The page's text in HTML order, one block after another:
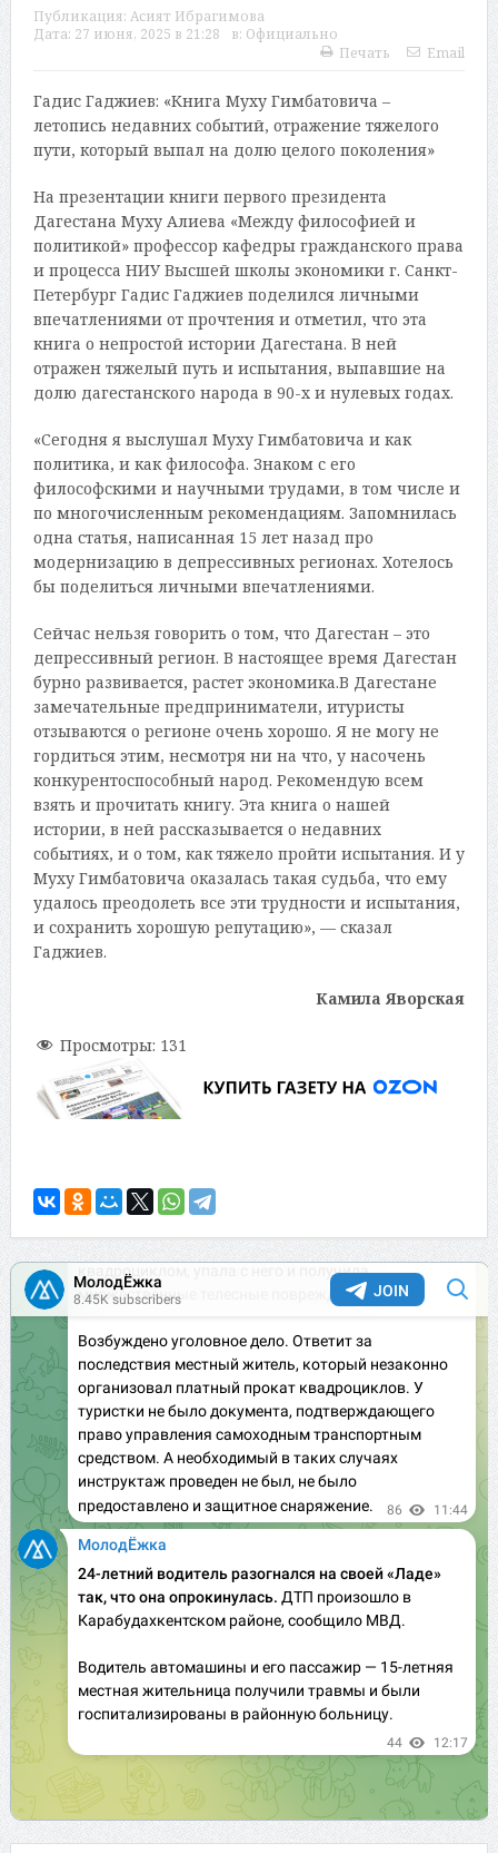
Публикация: Асият Ибрагимова
Дата: 27 июня, 2025 в 21:28 в: Официально
Печать
Email
Гадис Гаджиев: «Книга Муху Гимбатовича –
летопись недавних событий, отражение тяжелого
пути, который выпал на долю целого поколения»
На презентации книги первого президента
Дагестана Муху Алиева «Между философией и
политикой» профессор кафедры гражданского права
и процесса НИУ Высшей школы экономики г. Санкт-
Петербург Гадис Гаджиев поделился личными
впечатлениями от прочтения и отметил, что эта
книга о непростой истории Дагестана. В ней
отражен тяжелый путь и испытания, выпавшие на
долю дагестанского народа в 90-х и нулевых годах.
«Сегодня я выслушал Муху Гимбатовича и как
политика, и как философа. Знаком с его
философскими и научными трудами, в том числе и
по многочисленным рекомендациям. Запомнилась
одна статья, написанная 15 лет назад про
модернизацию в депрессивных регионах. Хотелось
бы поделиться личными впечатлениями.
Сейчас нельзя говорить о том, что Дагестан – это
депрессивный регион. В настоящее время Дагестан
бурно развивается, растет экономика.В Дагестане
замечательные предприниматели, итуристы
отзываются о регионе очень хорошо. Я не могу не
гордиться этим, несмотря ни на что, у насочень
конкурентоспособный народ. Рекомендую всем
взять и прочитать книгу. Эта книга о нашей
истории, в ней рассказывается о недавних
событиях, и о том, как тяжело пройти испытания. И у
Муху Гимбатовича оказалась такая судьба, что ему
удалось преодолеть все эти трудности и испытания,
и сохранить хорошую репутацию», — сказал
Гаджиев.
Камила Яворская
Просмотры: 131